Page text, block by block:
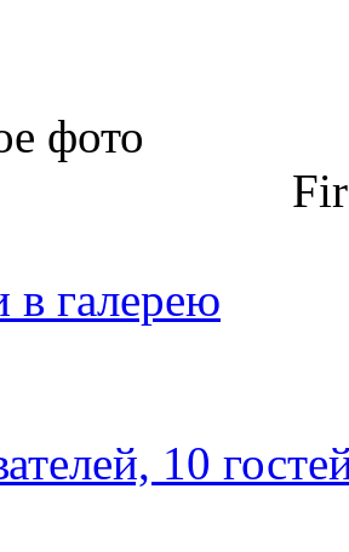
фото
в галерею
10